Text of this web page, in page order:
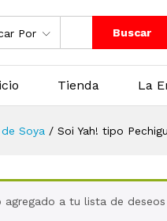
Por Buscar
Tienda La
Soya / Soi Yah! tipo
agregado a tu lista de deseos